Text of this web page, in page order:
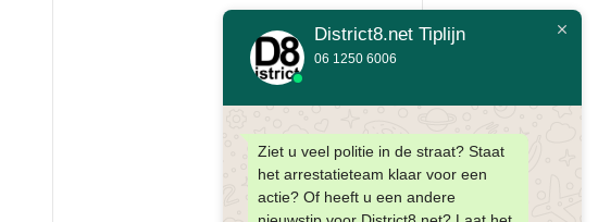
District8.net Tiplijn
06 1250 6006
Ziet u veel politie in de straat? Staat
het arrestatieteam klaar voor een
actie? Of heeft u een andere